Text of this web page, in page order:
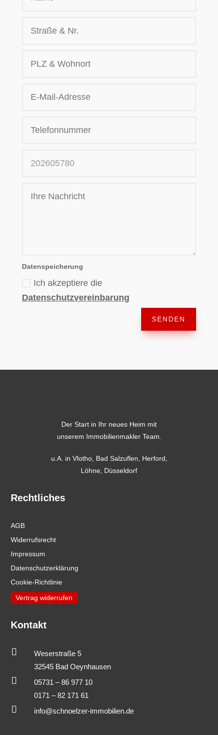
Datenspeicherung
Ich akzeptiere die
Datenschutzvereinbarung
SENDEN
Der Start in Ihr neues Heim mit
unserem Immobilienmakler Team.
u.A. in Vlotho, Bad Salzuflen Herford
Löhne, Düsseldorf
Rechtliches
AGB
Widerrufsrecht
Impressum
Datenschutzerklärung
Cookie-Richtlinie
Vertrag widerrufen
Kontakt

Weserstraße 5
32545 Bad Oeynhausen

05731 – 86 977 10
0171 – 82 171 61
 info@schnoelzer-immobilien.de